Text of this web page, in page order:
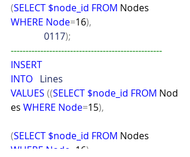
(SELECT $node_id FROM Nodes
WHERE Node=16),
0117);
---------------------------------------------------
INSERT
INTO Lines
VALUES ((SELECT $node_id FROM Nod
es WHERE Node=15),
(SELECT $node_id FROM Nodes
WHERE Node 16),